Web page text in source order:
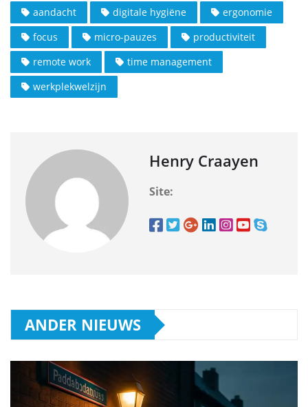
aandacht digitale hygiëne
ergonomie
focus
micro-pauzes
productiviteit
remote work
time management
werkplekwelzijn
Henry Craayen
Site:
ANDER NIEUWS